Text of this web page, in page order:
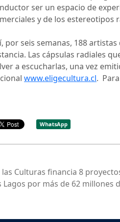
ser un espacio de
y de los estereotipos
por seis semanas, 188
Las cápsulas radiales
a escucharlas, una vez
www.eligecultura.cl.
WhatsApp
Culturas financia 8
Lagos por más de 62 millones